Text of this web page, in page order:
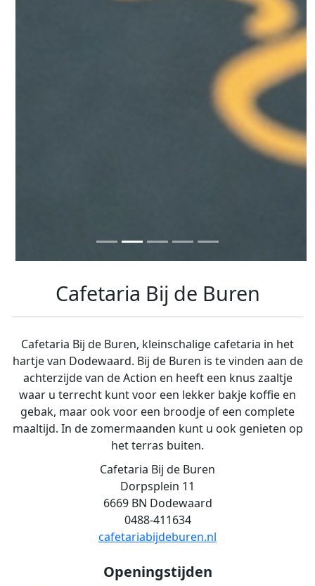
Cafetaria Bij de Buren
Cafetaria Bij de Buren, kleinschalige cafetaria in het
hartje van Dodewaard. Bij de Buren is te vinden aan de
achterzijde van de Action en heeft een knus zaaltje
waar u terrecht kunt voor een lekker bakje koffie en
gebak, maar ook voor een broodje of een complete
maaltijd. In de zomermaanden kunt u ook genieten op
het terras buiten.
Cafetaria Bij de Buren
Dorpsplein 11
6669 BN Dodewaard
0488-411634
cafetariabijdeburen.nl
Openingstijden